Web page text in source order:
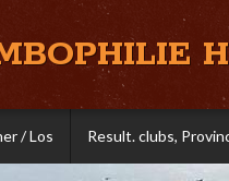
/ Los Result. clubs,